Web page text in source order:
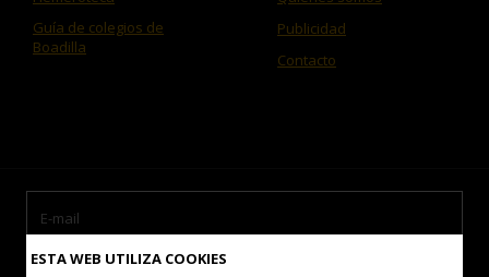
Guía de colegios de
Boadilla
Publicidad
Contacto
ESTA WEB UTILIZA COOKIES